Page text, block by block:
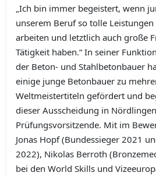
„Ich bin immer begeistert, wenn
unserem Beruf so tolle
arbeiten und letztlich auch große
Tätigkeit haben.“ In seiner
der Beton- und Stahlbetonbauer
einige junge Betonbauer zu
Weltmeistertiteln gefördert und
dieser Ausscheidung in
Prüfungsvorsitzende. Mit im
Jonas Hopf (Bundessieger 2021
2022), Nikolas Berroth
bei den World Skills und